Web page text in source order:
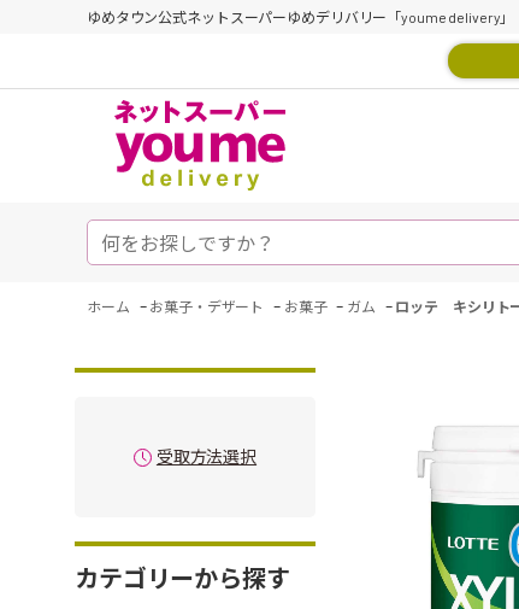
ゆめタウン公式ネットスーパーゆめデリバリー「youme delivery」
ホーム - お菓子・デザート - お菓子 - ガム - ロッテ キシリト
受取方法選択
カテゴリーから探す